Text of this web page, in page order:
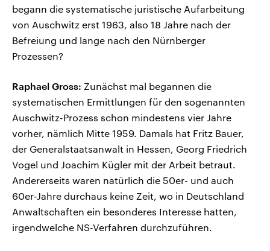
begann die systematische juristische Aufarbeitung
von Auschwitz erst 1963, also 18 Jahre nach der
Befreiung und lange nach den Nürnberger
Prozessen?
Raphael Gross: Zunächst mal begannen die
systematischen Ermittlungen für den sogenannten
Auschwitz-Prozess schon mindestens vier Jahre
vorher, nämlich Mitte 1959. Damals hat Fritz Bauer,
der Generalstaatsanwalt in Hessen, Georg Friedrich
Vogel und Joachim Kügler mit der Arbeit betraut.
Andererseits waren natürlich die 50er- und auch
60er-Jahre durchaus keine Zeit, wo in Deutschland
Anwaltschaften ein besonderes Interesse hatten,
irgendwelche NS-Verfahren durchzuführen.